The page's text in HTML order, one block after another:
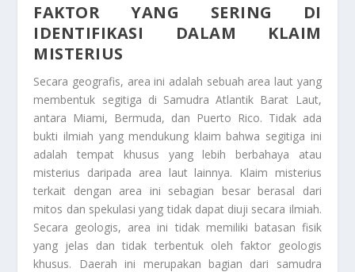
FAKTOR YANG SERING DI
IDENTIFIKASI DALAM KLAIM
MISTERIUS
Secara geografis, area ini adalah sebuah area laut yang
membentuk segitiga di Samudra Atlantik Barat Laut,
antara Miami, Bermuda, dan Puerto Rico. Tidak ada
bukti ilmiah yang mendukung klaim bahwa segitiga ini
adalah tempat khusus yang lebih berbahaya atau
misterius daripada area laut lainnya. Klaim misterius
terkait dengan area ini sebagian besar berasal dari
mitos dan spekulasi yang tidak dapat diuji secara ilmiah.
Secara geologis, area ini tidak memiliki batasan fisik
yang jelas dan tidak terbentuk oleh faktor geologis
khusus. Daerah ini merupakan bagian dari samudra